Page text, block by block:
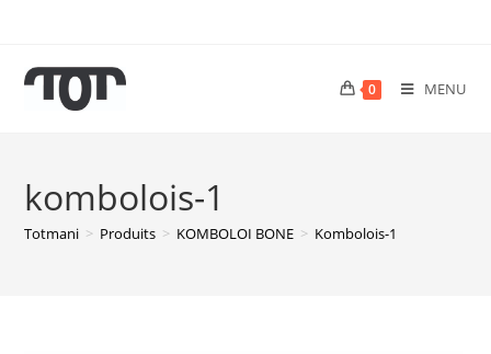
0 MENU
kombolois-1
Totmani > Produits > KOMBOLOI BONE > Kombolois-1